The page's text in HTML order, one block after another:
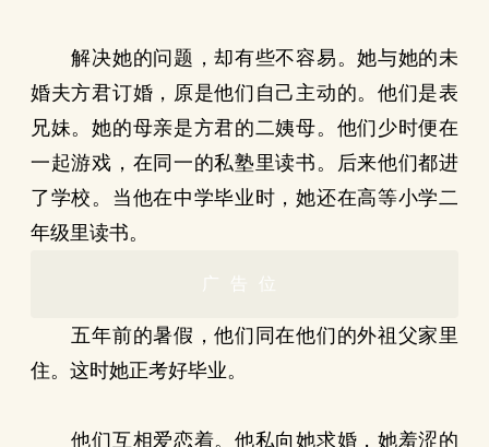
解决她的问题，却有些不容易。她与她的未
婚夫方君订婚，原是他们自己主动的。他们是表
兄妹。她的母亲是方君的二姨母。他们少时便在
一起游戏，在同一的私塾里读书。后来他们都进
了学校。当他在中学毕业时，她还在高等小学二
年级里读书。
广告位
五年前的暑假，他们同在他们的外祖父家里
住。这时她正考好毕业。
他们互相爱恋着。他私向她求婚，她羞涩的